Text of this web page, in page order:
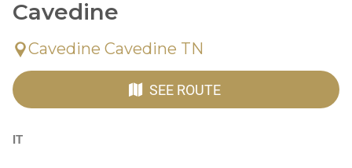
Cavedine
Cavedine Cavedine TN
SEE ROUTE
IT